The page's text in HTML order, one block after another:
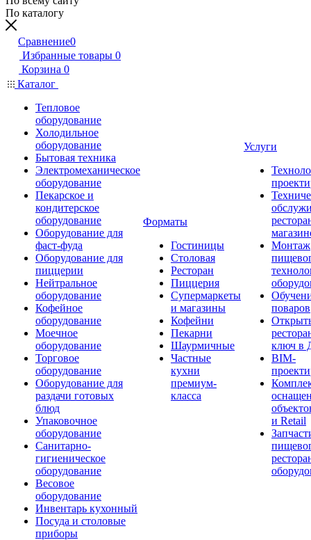
По каталогу
Сравнение0
Избранные товары 0
Корзина 0
Каталог
Тепловое
оборудование
Холодильное
оборудование
Бытовая техника
Электромеханическое
оборудование
Пекарское и
кондитерское
оборудование
Оборудование для
фаст-фуда
Оборудование для
пиццерии
Нейтральное
оборудование
Кофейное
оборудование
Моечное
оборудование
Торговое
оборудование
Оборудование для
раздачи готовых
блюд
Упаковочное
оборудование
Санитарно-
гигиеническое
оборудование
Весовое
оборудование
Инвентарь кухонный
Посуда и столовые
приборы
Форматы
Гостиницы
Столовая
Ресторан
Пиццерия
Супермаркеты
и магазины
Кофейни
Пекарни
Шаурмичные
Частные
кухни
премиум-
класса
Услуги
Монтаж
поваров
ключ в
BIM-
и Retail